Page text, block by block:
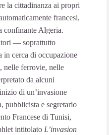
la cittadinanza ai propri
francesi,
confinante Algeria.
— soprattutto
cerca di occupazione
nelle ferrovie, nelle
da alcuni
di un’invasione
pubblicista e segretario
Francese di Tunisi,
intitolato L’invasion